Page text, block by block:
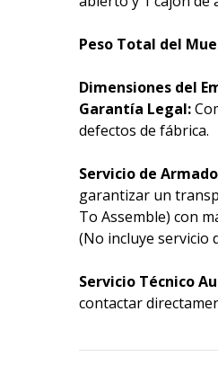
Peso Total del
Dimensiones del
Garantía Legal:
defectos de fábrica.
Servicio de
garantizar un
To Assemble) con
(No incluye servicio
Servicio Técnico
contactar